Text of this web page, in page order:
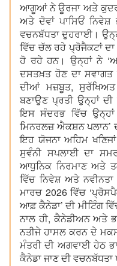
ਆਗੂਆਂ ਨੇ ਊਰਜਾ ਅਤੇ
ਅਤੇ ਦੋਵਾਂ ਪਾਸਿਓਂ
ਵਚਨਬੱਧਤਾ ਦੁਹਰਾਈ।
ਵਿੱਚ ਚੱਲ ਰਹੇ ਪ੍ਰੋਜੈਕਟਾਂ
ਹੋ ਰਹੇ ਹਨ। ਉਨ੍ਹਾਂ ਨੇ
ਦਸਤਖ਼ਤ ਹੋਣ ਦਾ ਸਵਾਗਤ
ਦੀਆਂ ਮਜ਼ਬੂਤ,
ਬਣਾਉਣ ਪ੍ਰਤੀ ਉਨ੍ਹਾਂ
ਇਸ ਸੰਦਰਭ ਵਿੱਚ ਉਨ੍ਹਾਂ
ਮਿਨਰਲਜ਼ ਐਕਸ਼ਨ ਪਲਾਨ’
ਇਹ ਯੋਜਨਾ ਅਹਿਮ
ਸੁਵੰਨੀ ਸਪਲਾਈ ਦਾ
ਆਧੁਨਿਕ ਨਿਰਮਾਣ ਅਤੇ
ਵਿੱਚ ਨਿਵੇਸ਼ ਅਤੇ
ਮਾਰਚ 2026 ਵਿੱਚ
ਆਫ਼ ਕੈਨੇਡਾ’ ਦੀ ਮੀਟਿੰਗ
ਨਾਲ ਹੀ, ਕੈਨੇਡੀਅਨ ਅਤੇ
ਨਤੀਜੇ ਹਾਸਲ ਕਰਨ ਦੇ
ਮੰਤਰੀ ਦੀ ਅਗਵਾਈ ਹੇਠ
ਕੈਨੇਡਾ ਜਾਣ ਦੀ